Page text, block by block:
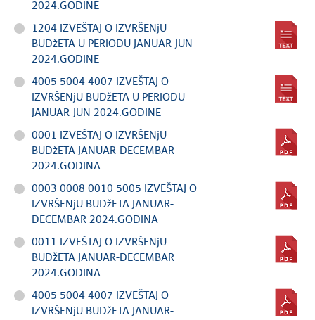
2024.GODINE
1204 IZVEŠTAJ O IZVRŠENjU
BUDžETA U PERIODU JANUAR-JUN
2024.GODINE
4005 5004 4007 IZVEŠTAJ O
IZVRŠENjU BUDžETA U PERIODU
JANUAR-JUN 2024.GODINE
0001 IZVEŠTAJ O IZVRŠENjU
BUDžETA JANUAR-DECEMBAR
2024.GODINA
0003 0008 0010 5005 IZVEŠTAJ O
IZVRŠENjU BUDžETA JANUAR-
DECEMBAR 2024.GODINA
0011 IZVEŠTAJ O IZVRŠENjU
BUDžETA JANUAR-DECEMBAR
2024.GODINA
4005 5004 4007 IZVEŠTAJ O
IZVRŠENjU BUDžETA JANUAR-